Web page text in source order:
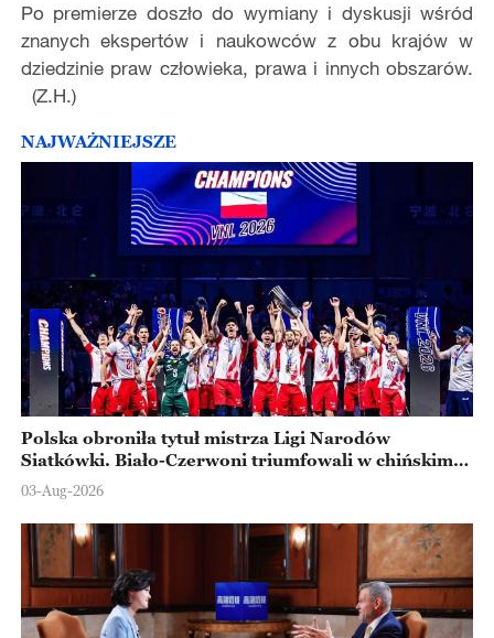
Po premierze doszło do wymiany i dyskusji wśród
znanych ekspertów i naukowców z obu krajów w
dziedzinie praw człowieka, prawa i innych obszarów.
(Z.H.)
NAJWAŻNIEJSZE
Polska obroniła tytuł mistrza Ligi Narodów
Siatkówki. Biało-Czerwoni triumfowali w chińskim
Ningbo
03-Aug-2026